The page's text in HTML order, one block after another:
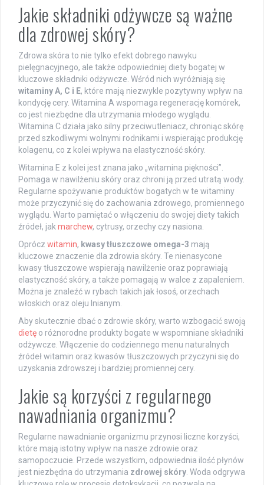
Jakie składniki odżywcze są ważne
dla zdrowej skóry?
Zdrowa skóra to nie tylko efekt dobrego nawyku
pielęgnacyjnego, ale także odpowiedniej diety bogatej w
kluczowe składniki odżywcze. Wśród nich wyróżniają się
witaminy A, C i E, które mają niezwykle pozytywny wpływ na
kondycję cery. Witamina A wspomaga regenerację komórek,
co jest niezbędne dla utrzymania młodego wyglądu.
Witamina C działa jako silny przeciwutleniacz, chroniąc skórę
przed szkodliwymi wolnymi rodnikami i wspierając produkcję
kolagenu, co z kolei wpływa na elastyczność skóry.
Witamina E z kolei jest znana jako „witamina piękności”.
Pomaga w nawilżeniu skóry oraz chroni ją przed utratą wody.
Regularne spożywanie produktów bogatych w te witaminy
może przyczynić się do zachowania zdrowego, promiennego
wyglądu. Warto pamiętać o włączeniu do swojej diety takich
źródeł, jak marchew, cytrusy, orzechy czy nasiona.
Oprócz witamin, kwasy tłuszczowe omega-3 mają
kluczowe znaczenie dla zdrowia skóry. Te nienasycone
kwasy tłuszczowe wspierają nawilżenie oraz poprawiają
elastyczność skóry, a także pomagają w walce z zapaleniem.
Można je znaleźć w rybach takich jak łosoś, orzechach
włoskich oraz oleju lnianym.
Aby skutecznie dbać o zdrowie skóry, warto wzbogacić swoją
dietę o różnorodne produkty bogate w wspomniane składniki
odżywcze. Włączenie do codziennego menu naturalnych
źródeł witamin oraz kwasów tłuszczowych przyczyni się do
uzyskania zdrowszej i bardziej promiennej cery.
Jakie są korzyści z regularnego
nawadniania organizmu?
Regularne nawadnianie organizmu przynosi liczne korzyści,
które mają istotny wpływ na nasze zdrowie oraz
samopoczucie. Przede wszystkim, odpowiednia ilość płynów
jest niezbędna do utrzymania zdrowej skóry . Woda odgrywa